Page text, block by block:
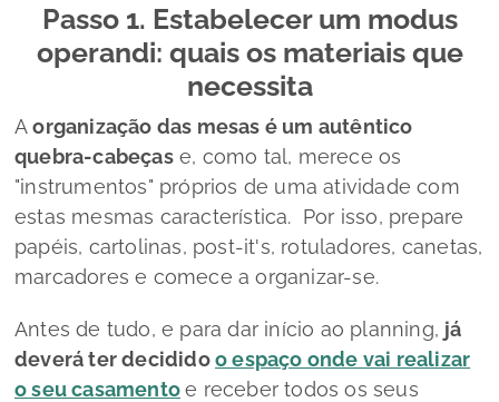
Passo 1. Estabelecer um modus
operandi: quais os materiais que
necessita
Aorganização das mesas é um autêntico
quebra-cabeçase, como tal, merece os
"instrumentos" próprios de uma atividade com
estas mesmas característica. Por isso, prepare
papéis, cartolinas, post-it's, rotuladores, canetas,
marcadores e comece a organizar-se.
Antes de tudo, e para dar início ao planning, já
deverá ter decididoo espaço onde vai realizar
o seu casamento e receber todos os seus